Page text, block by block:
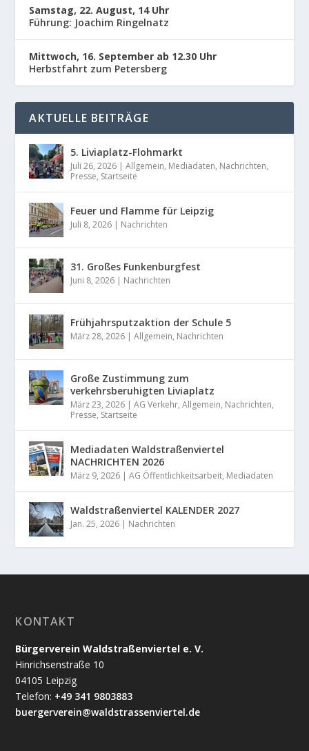
Samstag, 22. August, 14 Uhr
Führung: Joachim Ringelnatz
Mittwoch, 16. September ab 12.30 Uhr
Herbstfahrt zum Petersberg
AKTUELLE BEITRÄGE
5. Liviaplatz-Flohmarkt
Juli 26, 2026 |Allgemein, Mediadaten, Nachrichten,
Presse, Startseite
Feuer und Flamme für Leipzig
Juli 8, 2026 | Nachrichten
31. Großes Funkenburgfest
Juni 8, 2026 | Nachrichten
Frühjahrsputzaktion der Schule 5
März 28, 2026 |Allgemein, Nachrichten
Große Zustimmung zum
verkehrsberuhigten Liviaplatz
März 23, 2026 |AG Verkehr,Allgemein, Nachrichten,
Presse, Startseite
Mediadaten Waldstraßenviertel
NACHRICHTEN 2026
März 9, 2026 |AG Öffentlichkeitsarbeit, Mediadaten
Waldstraßenviertel KALENDER 2027
Jan. 25, 2026 | Nachrichten
KONTAKT
Bürgerverein Waldstraßenviertel e. V.
Hinrichsenstraße 10
04105 Leipzig
Telefon: +49 341 9803883
buergerverein@waldstrassenviertel.de